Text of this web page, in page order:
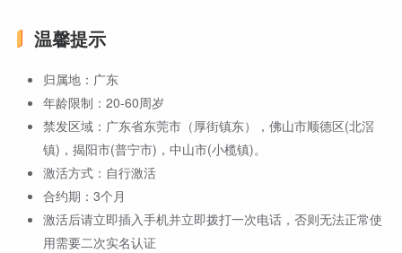
温馨提示
归属地：广东
年龄限制：20-60周岁
禁发区域：广东省东莞市（厚街镇东），佛山市顺德区(北滘
镇)，揭阳市(普宁市)，中山市(小榄镇)。
激活方式：自行激活
合约期：3个月
激活后请立即插入手机并立即拨打一次电话，否则无法正常使
用需要二次实名认证